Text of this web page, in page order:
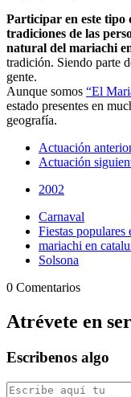
Participar en este tipo
tradiciones de las
natural del mariachi
tradición. Siendo parte
gente.
Aunque somos “El
estado presentes en
geografía.
Actuación
Actuación
2002
Carnaval
Fiestas populares
mariachi en
Solsona
0 Comentarios
Atrévete en
Escribenos algo